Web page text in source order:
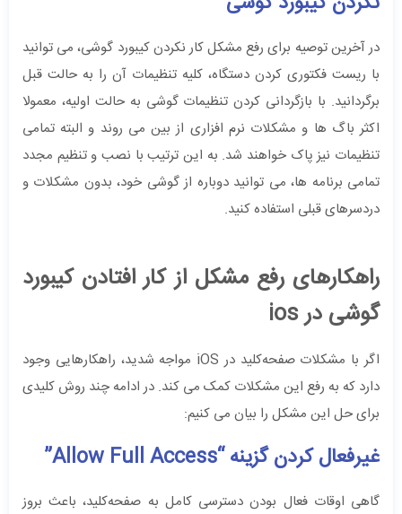
در آخرین توصیه برای رفع مشکل کار نکردن کیبورد گوشی، می توانید
با ریست فکتوری کردن دستگاه، کلیه تنظیمات آن را به حالت قبل
برگردانید. با بازگردانی کردن تنظیمات گوشی به حالت اولیه، معمولا
اکثر باگ ها و مشکلات نرم افزاری از بین می روند و البته تمامی
تنظیمات نیز پاک خواهند شد. به این ترتیب با نصب و تنظیم مجدد
تمامی برنامه ها، می توانید دوباره از گوشی خود، بدون مشکلات و
دردسرهای قبلی استفاده کنید.
راهکارهای رفع مشکل از کار افتادن کیبورد
گوشی‌ در ios
اگر با مشکلات صفحه‌کلید در iOS مواجه شدید، راهکارهایی وجود
دارد که به رفع این مشکلات کمک می کند. در ادامه چند روش کلیدی
برای حل این مشکل را بیان می کنیم:
غیرفعال کردن گزینه “Allow Full Access”
گاهی اوقات فعال بودن دسترسی کامل به صفحه‌کلید، باعث بروز